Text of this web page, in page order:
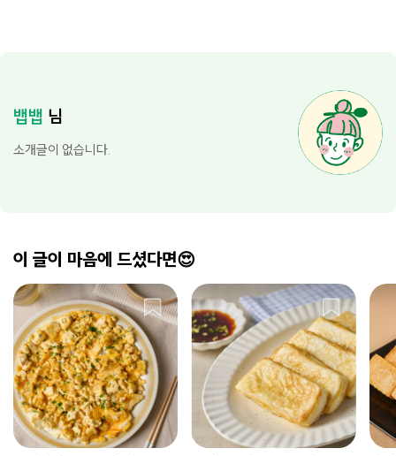
뱁뱁 님
소개글이 없습니다.
이 글이 마음에 드셨다면😍